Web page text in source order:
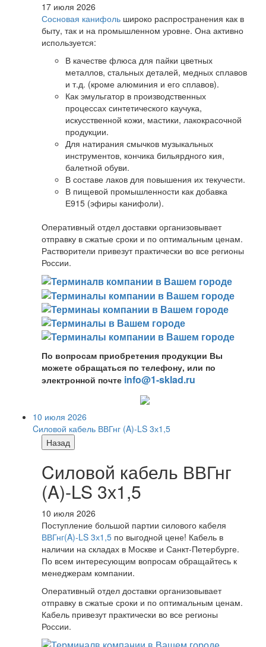
17 июля 2026
Сосновая канифоль широко распространения как в
быту, так и на промышленном уровне. Она активно
используется:
В качестве флюса для пайки цветных
металлов, стальных деталей, медных сплавов
и т.д. (кроме алюминия и его сплавов).
Как эмульгатор в производственных
процессах синтетического каучука,
искусственной кожи, мастики, лакокрасочной
продукции.
Для натирания смычков музыкальных
инструментов, кончика бильярдного кия,
балетной обуви.
В составе лаков для повышения их текучести.
В пищевой промышленности как добавка
Е915 (эфиры канифоли).
Оперативный отдел доставки организовывает
отправку в сжатые сроки и по оптимальным ценам.
Растворители привезут практически во все регионы
России.
По вопросам приобретения продукции Вы
можете обращаться по телефону, или по
электронной почте info@1-sklad.ru
10 июля 2026
Cиловой кабель ВВГнг (A)-LS 3х1,5
Назад
Cиловой кабель ВВГнг
(A)-LS 3х1,5
10 июля 2026
Поступление большой партии силового кабеля
ВВГнг(A)-LS 3х1,5 по выгодной цене! Кабель в
наличии на складах в Москве и Санкт-Петербурге.
По всем интересующим вопросам обращайтесь к
менеджерам компании.
Оперативный отдел доставки организовывает
отправку в сжатые сроки и по оптимальным ценам.
Кабель привезут практически во все регионы
России.